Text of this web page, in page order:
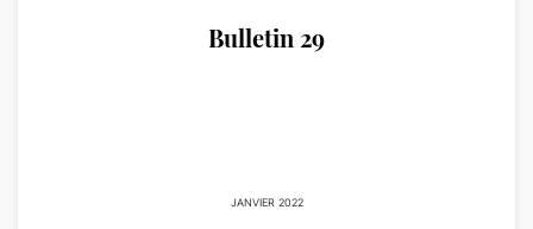
Bulletin 29
JANVIER 2022